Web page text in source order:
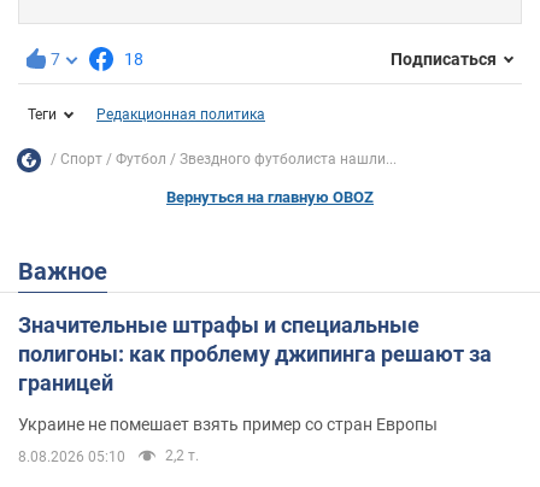
7 18 Подписаться
Теги Редакционная политика
Спорт Футбол Звездного футболиста нашли...
Вернуться на главную OBOZ
Важное
Значительные штрафы и специальные
полигоны: как проблему джипинга решают за
границей
Украине не помешает взять пример со стран Европы
8.08.2026 05:10 2,2 т.